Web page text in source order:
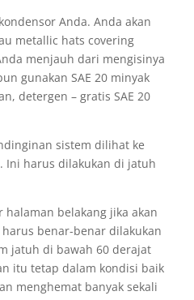
Anda. Anda akan
metallic hats covering
menjauh dari mengisinya
gunakan SAE 20 minyak
detergen – gratis SAE 20
sistem dilihat ke
Ini harus dilakukan di jatuh
halaman belakang jika akan
benar-benar dilakukan
jatuh di bawah 60 derajat
itu tetap dalam kondisi baik
menghemat banyak sekali